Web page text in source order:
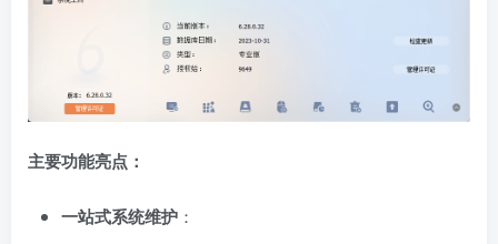
主要功能亮点：
一站式系统维护 ：